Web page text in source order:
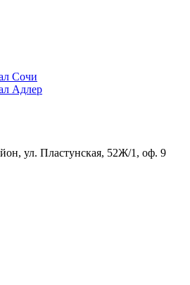
Сочи
Адлер
ул. Пластунская, 52Ж/1, оф. 9